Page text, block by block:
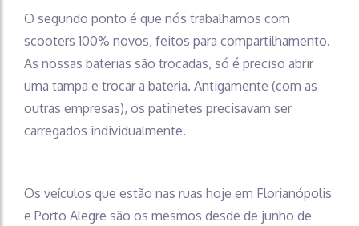
O segundo ponto é que nós trabalhamos com
scooters 100% novos, feitos para compartilhamento.
As nossas baterias são trocadas, só é preciso abrir
uma tampa e trocar a bateria. Antigamente (com as
outras empresas), os patinetes precisavam ser
carregados individualmente.
Os veículos que estão nas ruas hoje em Florianópolis
e Porto Alegre são os mesmos desde de junho de